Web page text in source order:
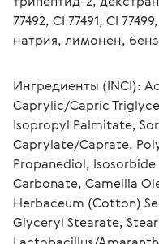
77492, CI 77491, CI
натрия, лимонен,
Ингредиенты (INCI):
Caprylic/Capric
Isopropyl Palmitate,
Caprylate/Caprate,
Propanediol,
Carbonate, Camellia
Herbaceum (Сotton)
Glyceryl Stearate,